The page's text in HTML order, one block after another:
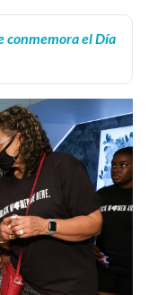
conmemora el Día